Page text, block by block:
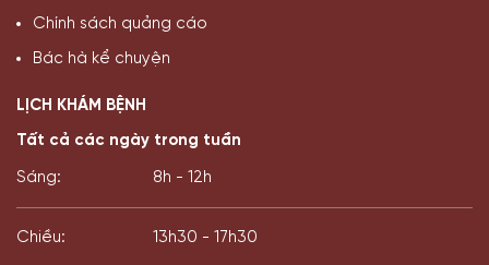
Chính sách quảng cáo
Bác hà kể chuyện
LỊCH KHÁM BỆNH
Tất cả các ngày trong tuần
Sáng: 8h - 12h
Chiều: 13h30 - 17h30